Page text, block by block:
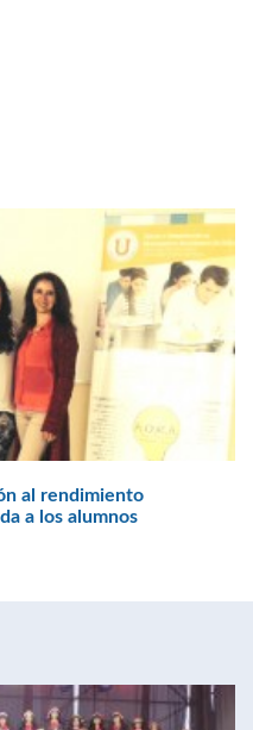
al rendimiento
a los alumnos